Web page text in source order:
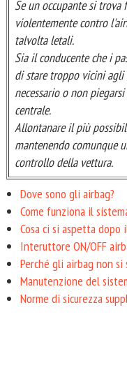
Se un occupante si
violentemente contro
talvolta letali.
Sia il conducente che i
di stare troppo vicini
necessario o non
centrale.
Allontanare il più
mantenendo comunque
controllo della vettura.
Dove sono gli airbag?
Come funziona il
Cosa ci si aspetta
Interuttore ON/OFF
Perché gli airbag non
Manutenzione del
Norme di sicurezza